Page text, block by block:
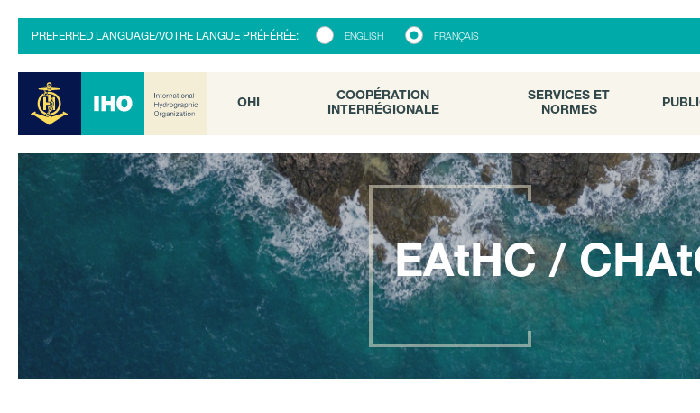
PREFERRED LANGUAGE/VOTRE LANGUE PRÉFÉRÉE: ENGLISH FRANÇAIS
OHI
COOPÉRATION
INTERRÉGIONALE
SERVICES ET
NORMES
OHI
COOPÉRATION
INTERRÉGIONALE
EAtHC /